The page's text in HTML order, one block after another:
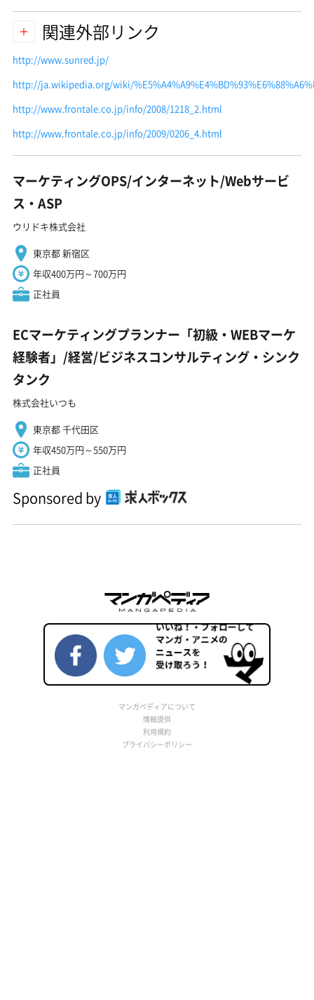
関連外部リンク
http://www.sunred.jp/
http://ja.wikipedia.org/wiki/
http://www.frontale.co.jp/info/2008/1218_2.html
http://www.frontale.co.jp/info/2009/0206_4.html
マーケティングOPS/インターネット/Webサービ
ス・ASP
ウリドキ株式会社
東京都 新宿区
年収400万円～700万円
正社員
ECマーケティングプランナー「初級・WEBマーケ
経験者」/経営/ビジネスコンサルティング・シンク
タンク
株式会社いつも
東京都 千代田区
年収450万円～550万円
正社員
Sponsored by
マンガペディアについて
情報提供
利用規約
プライバシーポリシー